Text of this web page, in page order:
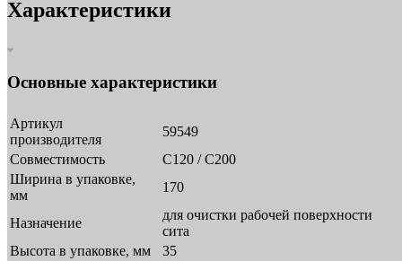
Характеристики
Основные характеристики
Артикул
производителя
59549
Совместимость
C120 / C200
Ширина в упаковке,
мм
170
Назначение
для очистки рабочей поверхности
сита
Высота в упаковке, мм
35